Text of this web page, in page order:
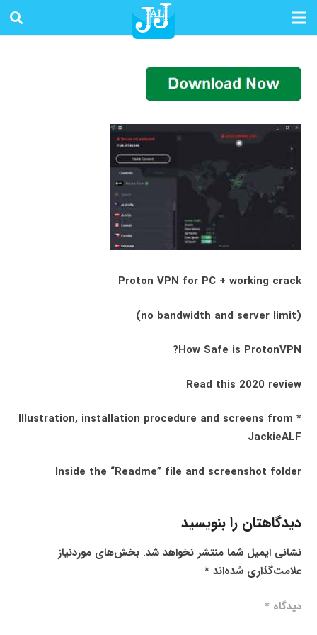
Proton VPN for PC + working crack
(no bandwidth and server limit)
How Safe is ProtonVPN?
Read this 2020 review
* Illustration, installation procedure and screens from
JackieALF
Inside the “Readme” file and screenshot folder
دیدگاهتان را بنویسید
نشانی ایمیل شما منتشر نخواهد شد. بخش‌های موردنیاز
علامت‌گذاری شده‌اند*